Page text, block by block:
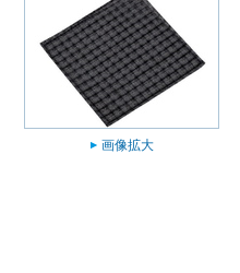
画像拡大